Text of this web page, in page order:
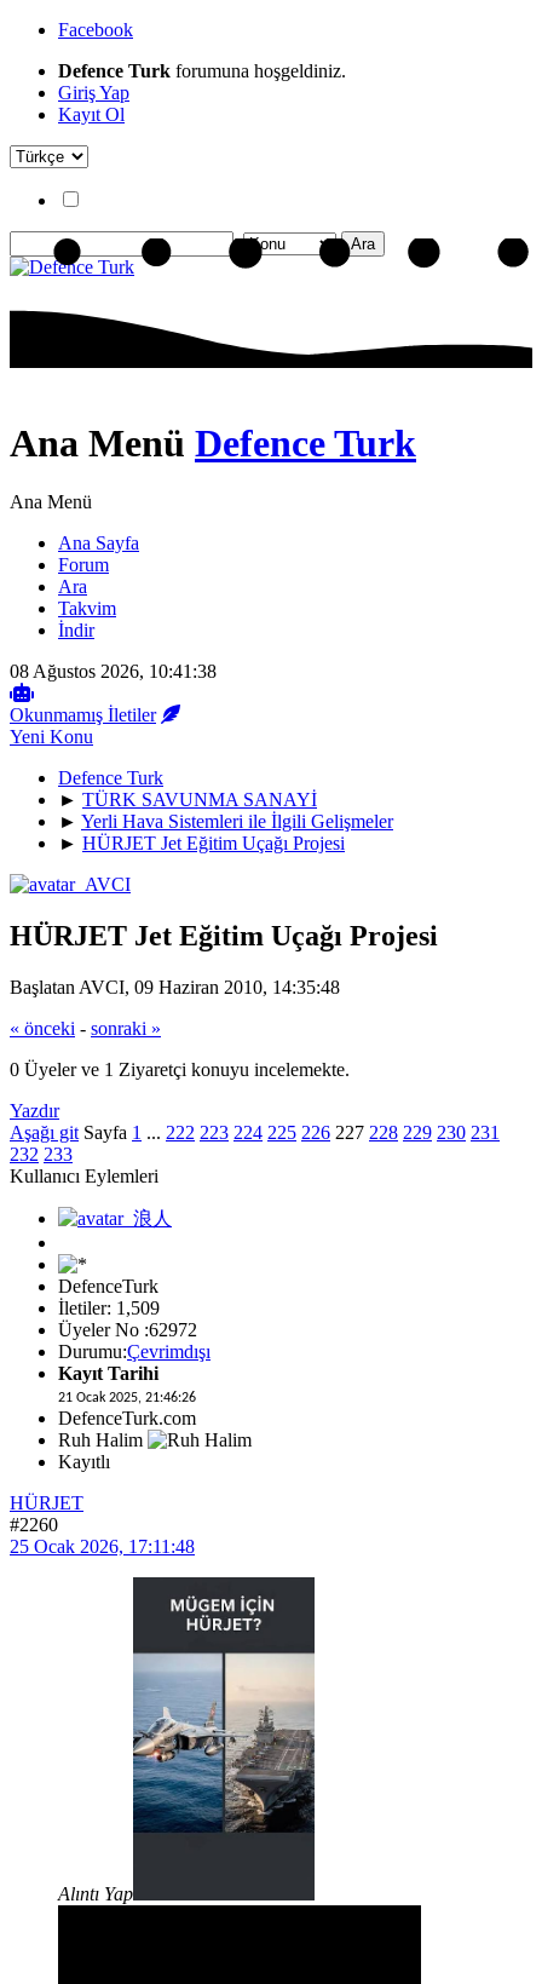
Facebook
Defence Turk forumuna hoşgeldiniz.
Giriş Yap
Kayıt Ol
Ana Menü Defence Turk
Ana Menü
Ana Sayfa
Forum
Ara
Takvim
İndir
08 Ağustos 2026, 10:41:38
Okunmamış İletiler
Yeni Konu
Defence Turk
► TÜRK SAVUNMA SANAYİ
► Yerli Hava Sistemleri ile İlgili Gelişmeler
► HÜRJET Jet Eğitim Uçağı Projesi
HÜRJET Jet Eğitim Uçağı Projesi
Başlatan AVCI, 09 Haziran 2010, 14:35:48
« önceki - sonraki »
0 Üyeler ve 1 Ziyaretçi konuyu incelemekte.
Yazdır
Aşağı git Sayfa 1 ... 222 223 224 225 226 227 228 229 230 231
232 233
Kullanıcı Eylemleri
DefenceTurk
İletiler: 1,509
Üyeler No :62972
Durumu:Çevrimdışı
Kayıt Tarihi
21 Ocak 2025, 21:46:26
DefenceTurk.com
Ruh Halim
Kayıtlı
HÜRJET
#2260
25 Ocak 2026, 17:11:48
Alıntı Yap